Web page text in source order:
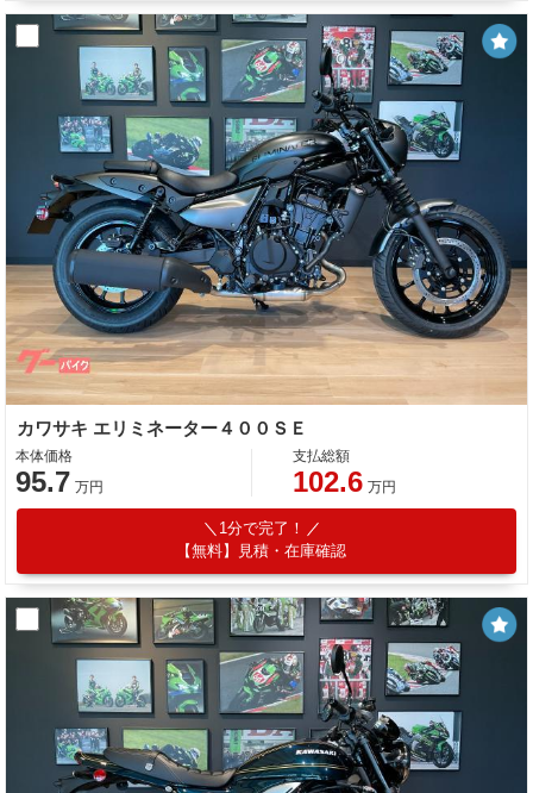
カワサキ エリミネーター４００ＳＥ
本体価格
95.7 万円
支払総額
102.6 万円
1分で完了！
【無料】見積・在庫確認